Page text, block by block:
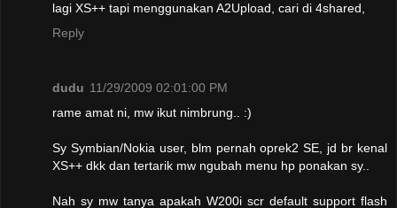
lagi XS++ tapi menggunakan A2Upload, cari di 4shared,
Reply
dudu 11/29/2009 02:01:00 PM
rame amat ni, mw ikut nimbrung.. :)
Sy Symbian/Nokia user, blm pernah oprek2 SE, jd br kenal
XS++ dkk dan tertarik mw ngubah menu hp ponakan sy..
Nah sy mw tanya apakah W200i scr default support flash